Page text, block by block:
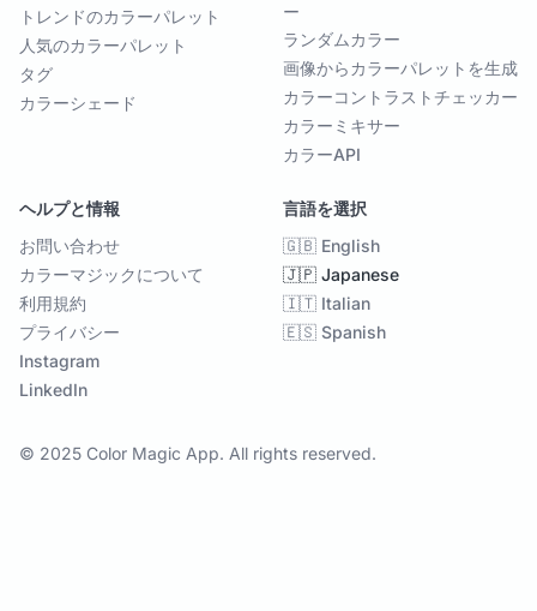
トレンドのカラーパレット
人気のカラーパレット
タグ
カラーシェード
ー
ランダムカラー
画像からカラーパレットを生成
カラーコントラストチェッカー
カラーミキサー
カラーAPI
ヘルプと情報
お問い合わせ
カラーマジックについて
利用規約
プライバシー
Instagram
LinkedIn
言語を選択
🇬🇧 English
🇯🇵 Japanese
🇮🇹 Italian
🇪🇸 Spanish
© 2025 Color Magic App. All rights reserved.